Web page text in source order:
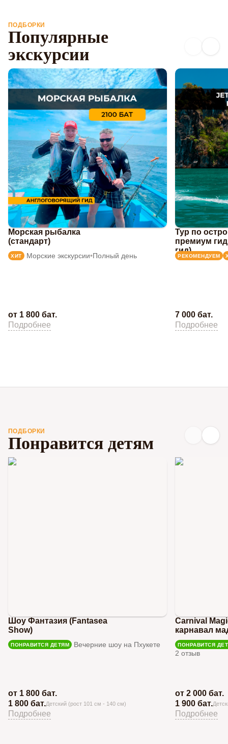
ПОДБОРКИ
Популярные
экскурсии
Морская рыбалка
(стандарт)
ХИТ Морские экскурсии•Полный день
от 1 800 бат.
Подробнее
Тур по
премиум
гид)
РЕКОМЕНДУЕМ
7 000 бат.
Подробнее
ПОДБОРКИ
Понравится детям
Шоу Фантазия (Fantasea
Show)
ПОНРАВИТСЯ ДЕТЯМ Вечерние шоу на Пхукете
от 1 800 бат.
1 800 бат.Детский (рост 101 см - 140 см)
Подробнее
Carnival
карнавал
ПОНРАВИТСЯ
2 отзыв
от 2 000 бат.
1 900 бат.
Подробнее